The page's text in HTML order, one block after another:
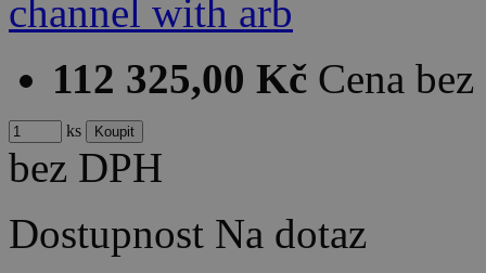
112 325,00 Kč Cena
ks
bez DPH
Dostupnost Na dotaz